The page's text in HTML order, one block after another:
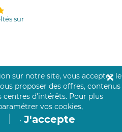
sur
sur notre site, vous acceptez le
proposer des offres, contenus
centres d’intérêts. Pour plus
vos cookies,
. J'accepte
✕